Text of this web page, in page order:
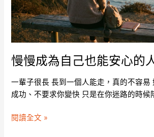
慢慢成為自己也能安心的
一輩子很長 長到一個人能走，真的不容易
成功、不要求你變快 只是在你迷路的時
也
能
安
心
的
人
閱讀全文 »